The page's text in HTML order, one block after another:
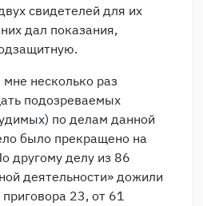
свидетелей для их
дал показания,
несколько раз
подозреваемых
по делам данной
было прекращено на
другому делу из 86
деятельности» дожили
23, от 61